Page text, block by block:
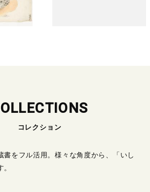
コレクション
書をフル活用。様々な角度から、「いし